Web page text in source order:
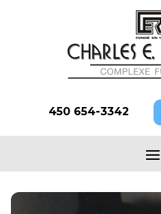
450 654-3342